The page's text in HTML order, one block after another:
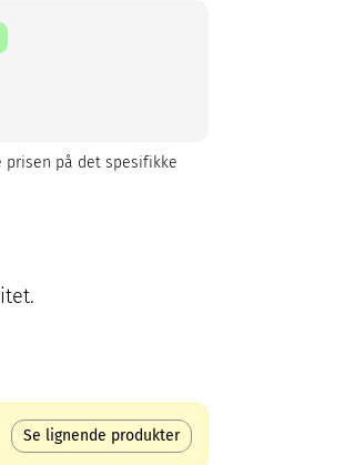
prisen på det spesifikke
Se lignende produkter